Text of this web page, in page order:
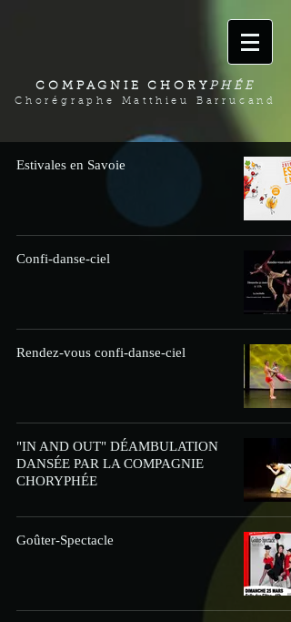
COMPAGNIE CHORYPHÉE
Chorégraphe Matthieu Barrucand
Estivales en Savoie
Confi-danse-ciel
Rendez-vous confi-danse-ciel
"IN AND OUT" DÉAMBULATION
DANSÉE PAR LA COMPAGNIE
CHORYPHÉE
Goûter-Spectacle